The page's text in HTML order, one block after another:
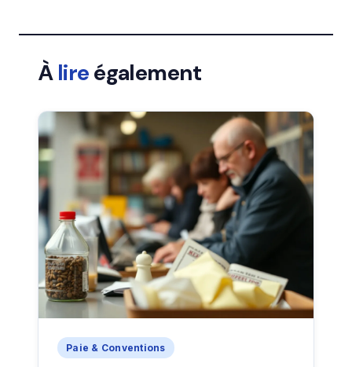
Àlireégalement
Paie & Conventions